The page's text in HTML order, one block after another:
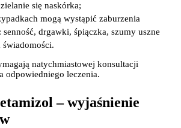
się naskórka;
mogą wystąpić zaburzenia
drgawki, śpiączka, szumy uszne
świadomości.
natychmiastowej konsultacji
odpowiedniego leczenia.
– wyjaśnienie